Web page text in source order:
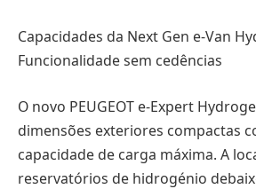
Capacidades da Next Gen e-Van
Funcionalidade sem cedências
O novo PEUGEOT e-Expert
dimensões exteriores compactas
capacidade de carga máxima. A
reservatórios de hidrogénio